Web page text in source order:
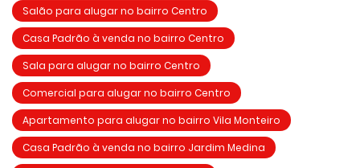
Salão para alugar no bairro Centro
Casa Padrão à venda no bairro Centro
Sala para alugar no bairro Centro
Comercial para alugar no bairro Centro
Apartamento para alugar no bairro Vila Monteiro
Casa Padrão à venda no bairro Jardim Medina